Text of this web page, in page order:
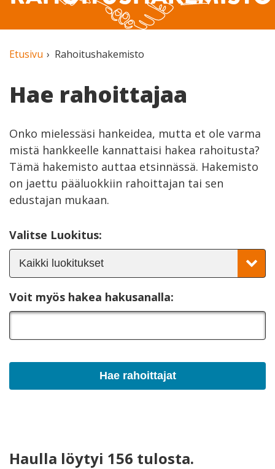
Etusivu Rahoitushakemisto
Hae rahoittajaa
Onko mielessäsi hankeidea, mutta et ole varma
mistä hankkeelle kannattaisi hakea rahoitusta?
Tämä hakemisto auttaa etsinnässä. Hakemisto
on jaettu pääluokkiin rahoittajan tai sen
edustajan mukaan.
Valitse Luokitus:
Voit myös hakea hakusanalla:
Haulla löytyi 156 tulosta.